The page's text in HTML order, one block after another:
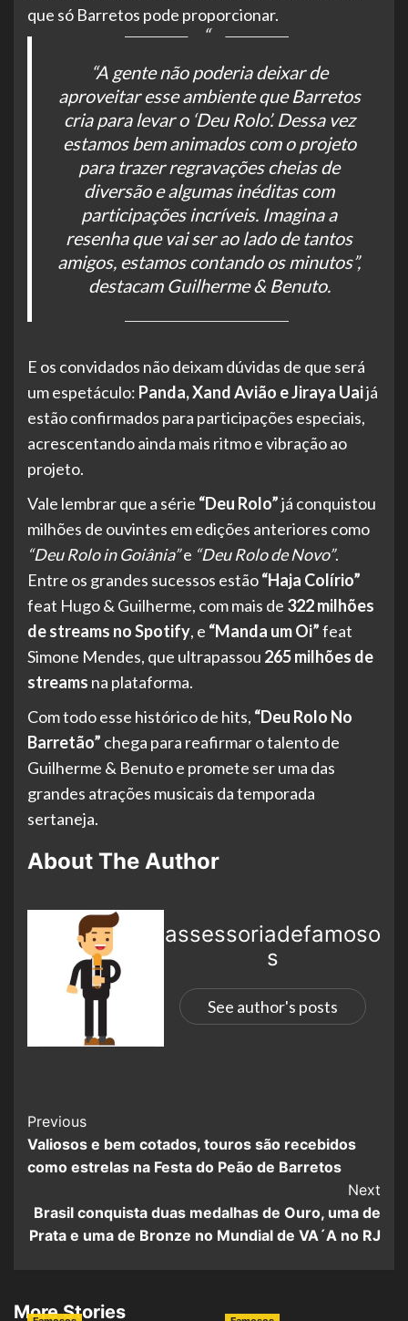
que só Barretos pode proporcionar.
“A gente não poderia deixar de
aproveitar esse ambiente que Barretos
cria para levar o ‘Deu Rolo’. Dessa vez
estamos bem animados com o projeto
para trazer regravações cheias de
diversão e algumas inéditas com
participações incríveis. Imagina a
resenha que vai ser ao lado de tantos
amigos, estamos contando os minutos”,
destacam Guilherme & Benuto.
E os convidados não deixam dúvidas de que será
um espetáculo: Panda, Xand Avião e Jiraya Uaijá
estão confirmados para participações especiais,
acrescentando ainda mais ritmo e vibração ao
projeto.
Vale lembrar que a série “Deu Rolo”já conquistou
milhões de ouvintes em edições anteriores como
“Deu Rolo in Goiânia”e “Deu Rolo de Novo”.
Entre os grandes sucessos estão“Haja Colírio”
feat Hugo & Guilherme, com mais de 322 milhões
de streams no Spotify, e “Manda um Oi”feat
Simone Mendes, que ultrapassou 265 milhões de
streams na plataforma.
Com todo esse histórico de hits, “Deu Rolo No
Barretão” chega para reafirmar o talento de
Guilherme & Benuto e promete ser uma das
grandes atrações musicais da temporada
sertaneja.
About The Author
assessoriadefamoso
s
See author's posts
Previous
Valiosos e bem cotados, touros são recebidos
como estrelas na Festa do Peão de Barretos
Next
Brasil conquista duas medalhas de Ouro, uma de
Prata e uma de Bronze no Mundial de VA´A no RJ
More Stories